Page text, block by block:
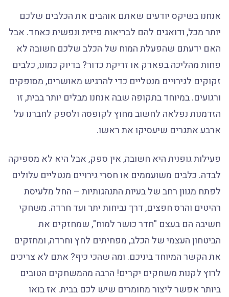
אנחנו בשיקס יודעים שאתם אוהבים את הכלבים שלכם
יותר מכל, ודואגים להם לבריאות פיזית ונפשית כאחד. אבל
האם ידעתם שהפעלת המוח של הכלב שלכם חשובה לא
פחות מהליכה בפארק או זריקת כדור? בדיוק כמונו, כלבים
זקוקים לגירויים מנטליים כדי להרגיש מאושרים, מסופקים
ורגועים. במיוחד בתקופה שבה אנחנו מבלים יותר בבית, זו
הזדמנות נפלאה לחשוב מחוץ לקופסה ולספק לחברנו על
ארבע אתגרים שיעסיקו את ראשו.
פעילות גופנית היא חשובה, אין ספק, אבל היא לא מספיקה
לבדה. כלבים משועממים או חסרי גירויים מנטליים עלולים
לפתח מגוון רחב של בעיות התנהגותיות – החל מלעיסת
רהיטים והרס חפצים, דרך נביחות יתר ועד חרדה. משחקי
חשיבה הם בעצם "חדר כושר למוח", שמחזקים את
הביטחון העצמי של הכלב, מפחיתים לחץ וחרדה, ומחזקים
את הקשר המיוחד ביניכם. ומה שהכי כיף? אתם לא צריכים
לרוץ לקנות משחקים יקרים! הרבה מהמשחקים הטובים
ביותר אפשר ליצור מחומרים שיש לכם בבית. אז בואו